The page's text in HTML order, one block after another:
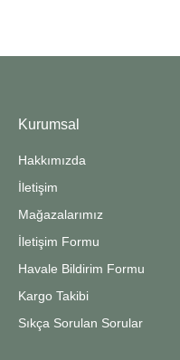
Kurumsal
Hakkımızda
İletişim
Mağazalarımız
İletişim Formu
Havale Bildirim Formu
Kargo Takibi
Sıkça Sorulan Sorular